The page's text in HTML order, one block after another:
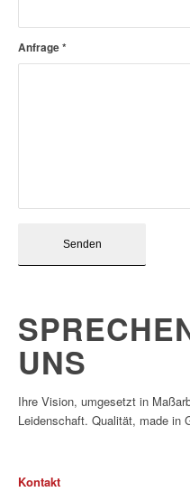
Anfrage*
UNS
Ihre Vision, umgesetzt in
Leidenschaft. Qualität, made in
Kontakt